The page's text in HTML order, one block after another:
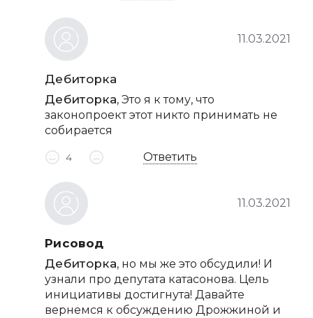
Дебиторка
11.03.2021
Дебиторка, Это я к тому, что
законопроект этот никто принимать не
собирается
4 Ответить
Рисовод
11.03.2021
Дебиторка, но мы же это обсудили! И
узнали про депутата катасонова. Цель
инициативы достигнута! Давайте
вернемся к обсуждению Дрожжиной и